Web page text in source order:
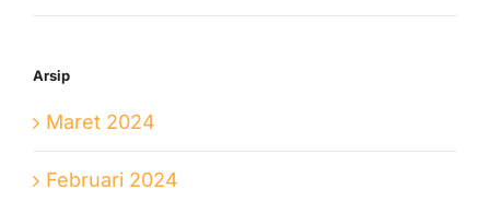
Arsip
Maret 2024
Februari 2024